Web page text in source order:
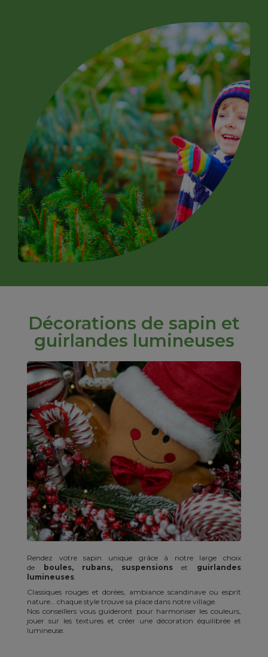
Décorations de sapin et
guirlandes lumineuses
Rendez votre sapin unique grâce à notre large choix
de boules, rubans, suspensionset guirlandes
lumineuses
Classiques rouges et dorées, ambiance scandinave ou esprit
nature… chaque style trouve sa place dans notre village.
Nos conseillers vous guideront pour harmoniser les couleurs,
jouer sur les textures et créer une décoration équilibrée et
lumineuse.